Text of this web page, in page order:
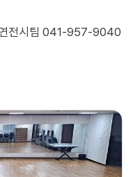
전시팀 041-957-9040